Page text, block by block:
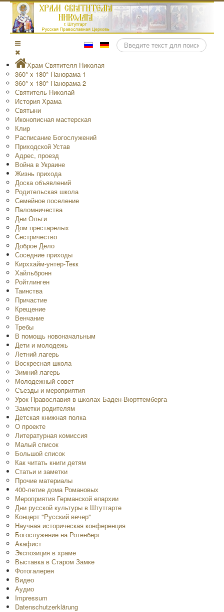
Поиск
Храм Святителя Николая
360° x 180° Панорама-1
360° x 180° Панорама-2
Святитель Николай
История Храма
Святыни
Иконописная мастерская
Клир
Расписание Богослужений
Приходской Устав
Адрес, проезд
Война в Украине
Жизнь прихода
Доска объявлений
Родительская школа
Семейное поселение
Паломничества
Дни Ольги
Дом престарелых
Сестричество
Доброе Дело
Соседние приходы
Кирххайм-унтер-Текк
Хайльбронн
Ройтлинген
Таинства
Причастие
Крещение
Венчание
Требы
В помощь новоначальным
Дети и молодежь
Летний лагерь
Воскресная школа
Зимний лагерь
Молодежный совет
Съезды и мероприятия
Урок Православия в школах Баден-Вюрттемберга
Заметки родителям
Детская книжная полка
O проекте
Литературная комиссия
Малый список
Большой список
Как читать книги детям
Статьи и заметки
Прочие материалы
400-летие дома Романовых
Мероприятия Германской епархии
Дни русской культуры в Штутгарте
Концерт "Русский вечер"
Научная историческая конференция
Богослужение на Ротенберг
Акафист
Экспозиция в храме
Выставка в Старом Замке
Фотогалерея
Видео
Аудио
Impressum
Datenschutzerklärung